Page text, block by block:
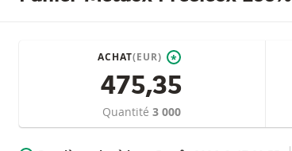
ACHAT(EUR) *
475,35
Quantité3 000